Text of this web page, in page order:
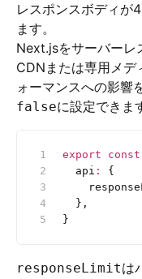
レスポンスボディが
ます。
Next.jsをサーバーレ
CDNまたは専用メデ
ォーマンスへの影響
falseに設定できま
export const
  api
:
{
  },
}
responseLimitは